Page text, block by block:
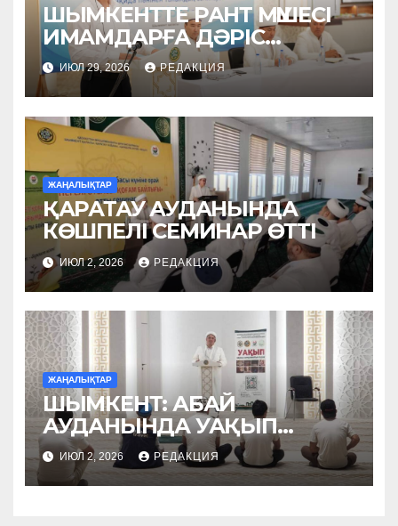
ШЫМКЕНТТЕ РАНТ МҮШЕСІ
ИМАМДАРҒА ДӘРІС
ОҚЫДЫ
ИЮЛ 29, 2026 РЕДАКЦИЯ
ЖАҢАЛЫҚТАР
ҚАРАТАУ АУДАНЫНДА
КӨШПЕЛІ СЕМИНАР ӨТТІ
ИЮЛ 2, 2026 РЕДАКЦИЯ
ЖАҢАЛЫҚТАР
ШЫМКЕНТ: АБАЙ
АУДАНЫНДА УАҚЫП
НАСИХАТТАЛДЫ
ИЮЛ 2, 2026 РЕДАКЦИЯ